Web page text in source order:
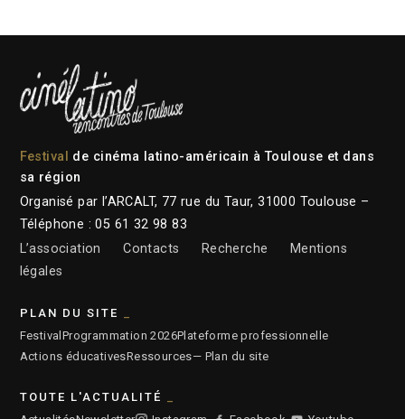
Festival de cinéma latino-américain à Toulouse et dans
sa région
Organisé par l’ARCALT, 77 rue du Taur, 31000 Toulouse –
Téléphone : 05 61 32 98 83
L’association
Contacts Recherche
Mentions
légales
PLAN DU SITE
Festival Programmation 2026Plateforme professionnelle
Actions éducativesRessources— Plan du site
TOUTE L'ACTUALITÉ